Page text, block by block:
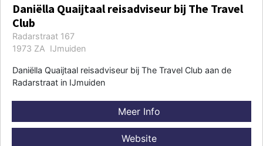
Daniëlla Quaijtaal reisadviseur bij The Travel
Club
Radarstraat 167
1973 ZA IJmuiden
Daniëlla Quaijtaal reisadviseur bij The Travel Club aan de
Radarstraat in IJmuiden
Meer Info
Website